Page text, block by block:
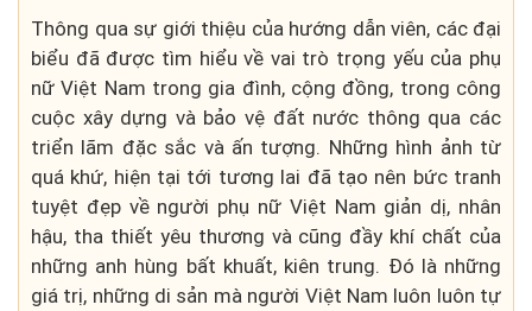
Thông qua sự giới thiệu của hướng dẫn viên, các đại
biểu đã được tìm hiểu về vai trò trọng yếu của phụ
nữ Việt Nam trong gia đình, cộng đồng, trong công
cuộc xây dựng và bảo vệ đất nước thông qua các
triển lãm đặc sắc và ấn tượng. Những hình ảnh từ
quá khứ, hiện tại tới tương lai đã tạo nên bức tranh
tuyệt đẹp về người phụ nữ Việt Nam giản dị, nhân
hậu, tha thiết yêu thương và cũng đầy khí chất của
những anh hùng bất khuất, kiên trung. Đó là những
giá trị, những di sản mà người Việt Nam luôn luôn tự